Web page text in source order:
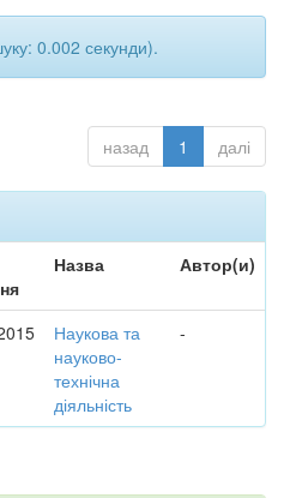
0.002 секунди).
назад 1 далі
Назва Автор(и)
Наукова та
науково-
технічна
діяльність
-